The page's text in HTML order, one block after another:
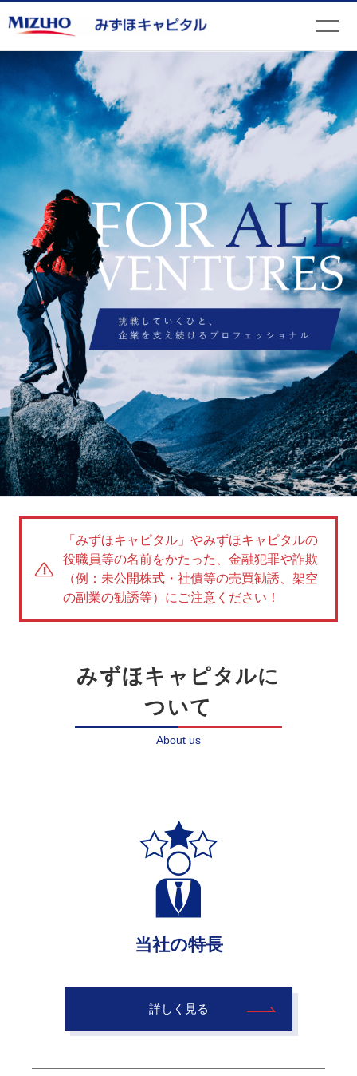
「みずほキャピタル」やみずほキャピタルの
役職員等の名前をかたった、金融犯罪や詐欺
（例：未公開株式・社債等の売買勧誘、架空
の副業の勧誘等）にご注意ください！
みずほキャピタルに
ついて
About us
当社の特長
詳しく見る